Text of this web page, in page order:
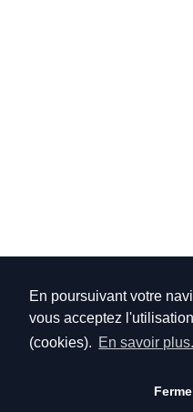
En poursuivant votre
vous acceptez
(cookies). En savoir plus.